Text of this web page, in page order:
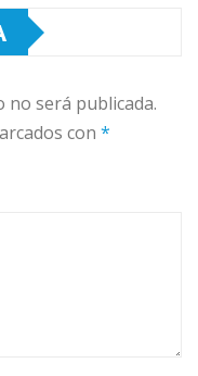
no será publicada.
con *